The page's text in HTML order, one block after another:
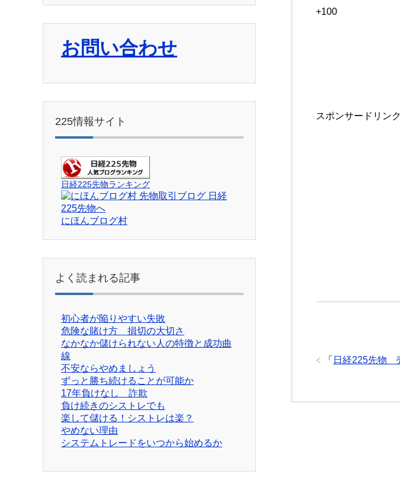
+100
スポンサードリンク
「 日経225先物
お問い合わせ
225情報サイト
日経225先物ランキング
にほんブログ村
よく読まれる記事
初心者が陥りやすい失敗
危険な賭け方 損切の大切さ
なかなか儲けられない人の特徴と成功曲
線
不安ならやめましょう
ずっと勝ち続けることが可能か
17年負けなし 詐欺
負け続きのシストレでも
楽して儲ける！シストレは楽？
やめない理由
システムトレードをいつから始めるか